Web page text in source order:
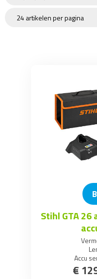
VeiligheidsKleding (PBM)
Stihl GTA 26
Accu
€